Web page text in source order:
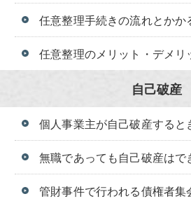
任意整理手続きの流れとかか
任意整理のメリット・デメリ
自己破産
個人事業主が自己破産すると
無職であっても自己破産はで
管財事件で行われる債権者集